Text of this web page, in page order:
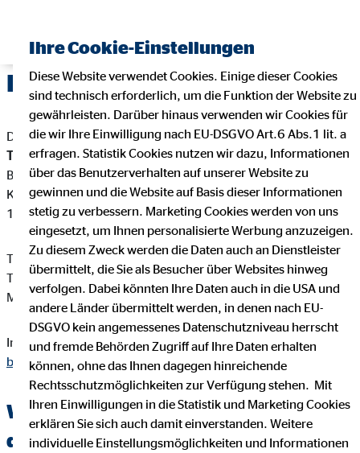
Impressum
Dieser Internetauftritt ist ein Angebot von:
Thomas John
Bezirksleiter für die OVB Vermögensberatung AG
Karl-Liebknecht-Str. 16
14770 Brandenburg
Telefon: +49 3381 702416
Telefax: +49 3381 702418
Mail:thomas.john@ovb.de
Internet:https://www.ovb.de/finanzberater/thomas-john-
brandenburg.html
Wichtige Kundeninformationen über
den OVB Berater Thomas John in
Ihre Cookie-Einstellungen
Diese Website verwendet Cookies. Einige dieser Cookies
sind technisch erforderlich, um die Funktion der Website zu
gewährleisten. Darüber hinaus verwenden wir Cookies für
die wir Ihre Einwilligung nach EU-DSGVO Art.6 Abs.1 lit. a
erfragen. Statistik Cookies nutzen wir dazu, Informationen
über das Benutzerverhalten auf unserer Website zu
gewinnen und die Website auf Basis dieser Informationen
stetig zu verbessern. Marketing Cookies werden von uns
eingesetzt, um Ihnen personalisierte Werbung anzuzeigen.
Zu diesem Zweck werden die Daten auch an Dienstleister
übermittelt, die Sie als Besucher über Websites hinweg
verfolgen. Dabei könnten Ihre Daten auch in die USA und
andere Länder übermittelt werden, in denen nach EU-
DSGVO kein angemessenes Datenschutzniveau herrscht
und fremde Behörden Zugriff auf Ihre Daten erhalten
können, ohne das Ihnen dagegen hinreichende
Rechtsschutzmöglichkeiten zur Verfügung stehen. Mit
Ihren Einwilligungen in die Statistik und Marketing Cookies
erklären Sie sich auch damit einverstanden. Weitere
individuelle Einstellungsmöglichkeiten und Informationen